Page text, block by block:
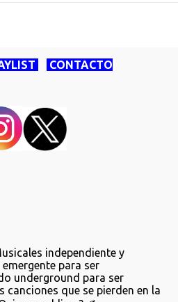
CONTACTO
independiente y
para ser
underground para ser
canciones que se pierden en la